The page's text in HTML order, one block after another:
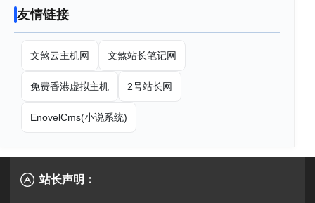
友情链接
文煞云主机网 文煞站长笔记网
免费香港虚拟主机 2号站长网
EnovelCms(小说系统)
站长声明：